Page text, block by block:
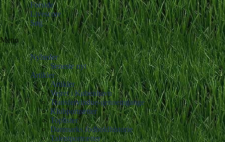
Forside
Livescore
Søg
Menu
Nyheder
Seneste nyt
Artikler
Artikler
Vejret i København
Transfervindue-gennemgange
Klubportrætter
Toplister
Danmarks fodboldhistorie
Talentportrætter